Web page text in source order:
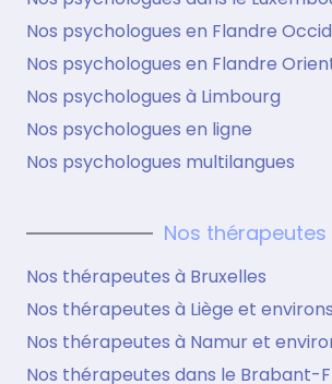
Nos psychologues en Flandre
Nos psychologues en Flandre
Nos psychologues à Limbourg
Nos psychologues en ligne
Nos psychologues multilangues
Nos thérapeutes
Nos thérapeutes à Bruxelles
Nos thérapeutes à Liège et environs
Nos thérapeutes à Namur et
Nos thérapeutes dans le Brabant-